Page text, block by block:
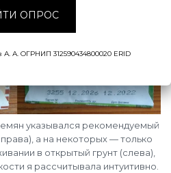
указывался рекомендуемый
а на некоторых — только
в открытый грунт (слева),
я рассчитывала интуитивно.
ОПРОС
А. ОГРНИП 312590434800020 ERID